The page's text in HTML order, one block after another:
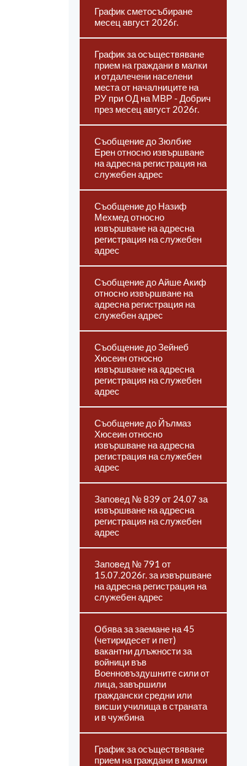
График сметосъбиране
месец август 2026г.
График за осъществяване
прием на граждани в малки
и отдалечени населени
места от началниците на
РУ при ОД на МВР - Добрич
през месец август 2026г.
Съобщение до Зюлбие
Ерен относно извършване
на адресна регистрация на
служебен адрес
Съобщение до Назиф
Мехмед относно
извършване на адресна
регистрация на служебен
адрес
Съобщение до Айше Акиф
относно извършване на
адресна регистрация на
служебен адрес
Съобщение до Зейнеб
Хюсеин относно
извършване на адресна
регистрация на служебен
адрес
Съобщение до Йълмаз
Хюсеин относно
извършване на адресна
регистрация на служебен
адрес
Заповед № 839 от 24.07 за
извършване на адресна
регистрация на служебен
адрес
Заповед № 791 от
15.07.2026г. за извършване
на адресна регистрация на
служебен адрес
Обява за заемане на 45
(четиридесет и пет)
вакантни длъжности за
войници във
Военновъздушните сили от
лица, завършили
граждански средни или
висши училища в страната
и в чужбина
График за осъществяване
прием на граждани в малки